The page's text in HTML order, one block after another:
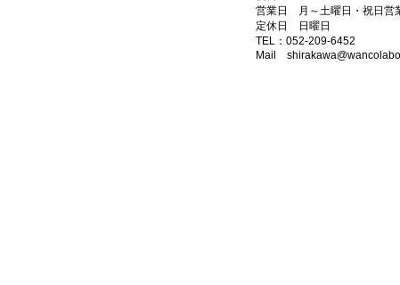
営業日 月～土曜日・祝日営
定休日 日曜日
TEL：052-209-6452
Mail